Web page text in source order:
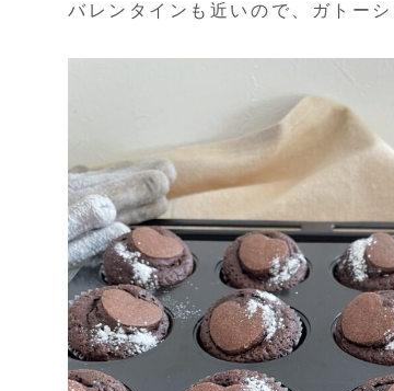
バレンタインも近いので、ガトー